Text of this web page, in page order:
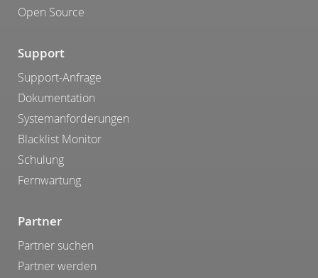
Open Source
Support
Support-Anfrage
Dokumentation
Systemanforderungen
Blacklist Monitor
Schulung
Fernwartung
Partner
Partner suchen
Partner werden